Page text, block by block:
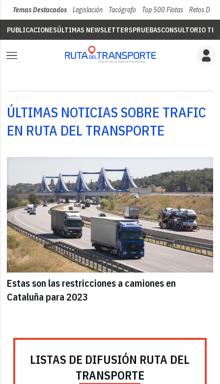
Temas Destacados Legislación Tacógrafo Top 500 Flotas Retos Del
PUBLICACIONESÚLTIMAS NEWSLETTERSPRUEBASCONSULTORIO
ÚLTIMAS NOTICIAS SOBRE TRAFIC
EN RUTA DEL TRANSPORTE
Estas son las restricciones a camiones en
Cataluña para 2023
LISTAS DE DIFUSIÓN RUTA DEL
TRANSPORTE